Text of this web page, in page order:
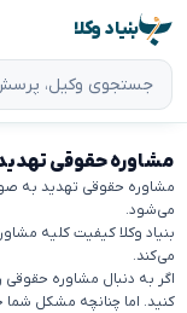
بنیاد وکلا
مشاوره حقوقی تهدید: آنلاین و
می‌شود.
می‌کند.
اگر به دنبال مشاوره
کنید. اما چنانچه مشکل